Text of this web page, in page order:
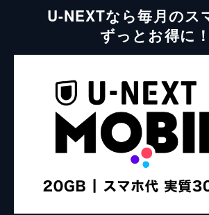
U-NEXTなら毎月のス
ずっとお得に！